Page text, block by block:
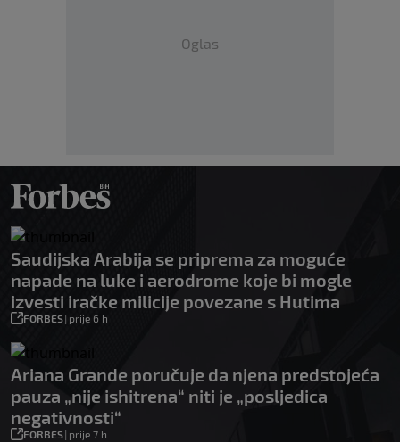
Oglas
Saudijska Arabija se priprema za moguće
napade na luke i aerodrome koje bi mogle
izvesti iračke milicije povezane s Hutima
FORBES| prije 6 h
Ariana Grande poručuje da njena predstojeća
pauza „nije ishitrena“ niti je „posljedica
negativnosti“
FORBES| prije 7 h